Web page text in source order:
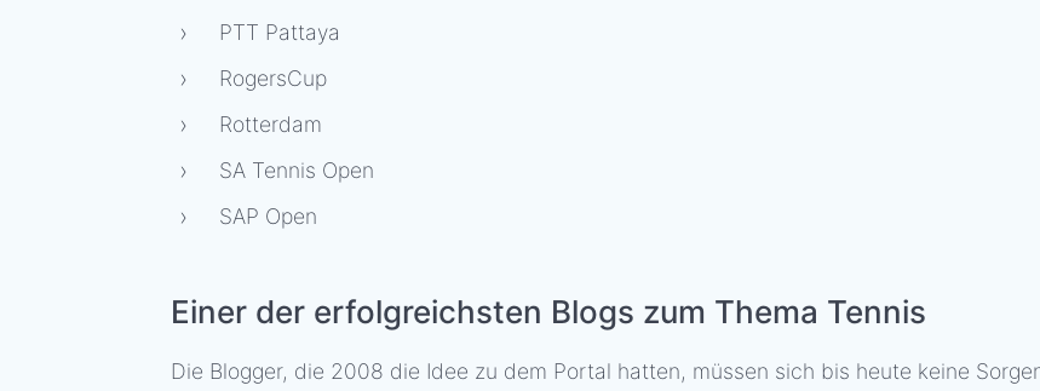
PTT Pattaya
RogersCup
Rotterdam
SA Tennis Open
SAP Open
Einer der erfolgreichsten Blogs zum Thema Tennis
Die Blogger, die 2008 die Idee zu dem Portal hatten, müssen sich bis heute keine